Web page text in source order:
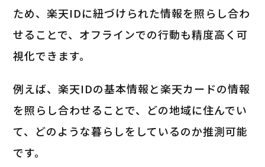
ため、楽天IDに紐づけられた情報を照らし合わ
せることで、オフラインでの行動も精度高く可
視化できます。
例えば、楽天IDの基本情報と楽天カードの情報
を照らし合わせることで、どの地域に住んでい
て、どのような暮らしをしているのか推測可能
です。